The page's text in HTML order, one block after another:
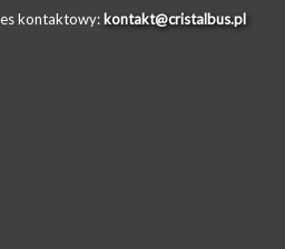
kontaktowy: kontakt@cristalbus.pl